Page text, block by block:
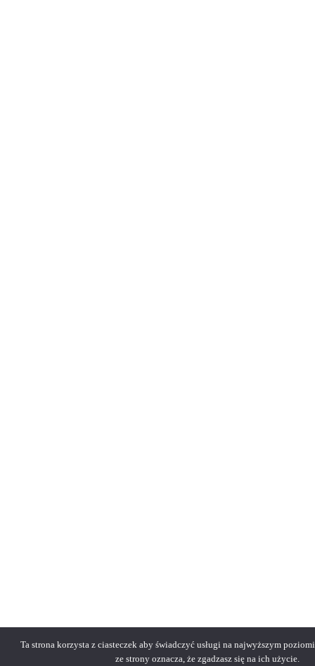
Ta strona korzysta z ciasteczek aby świadczyć usługi na najwyższym
ze strony oznacza, że zgadzasz się na ich użycie.